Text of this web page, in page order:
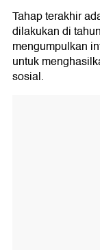
Tahap terakhir
dilakukan di
mengumpulkan
untuk
sosial.